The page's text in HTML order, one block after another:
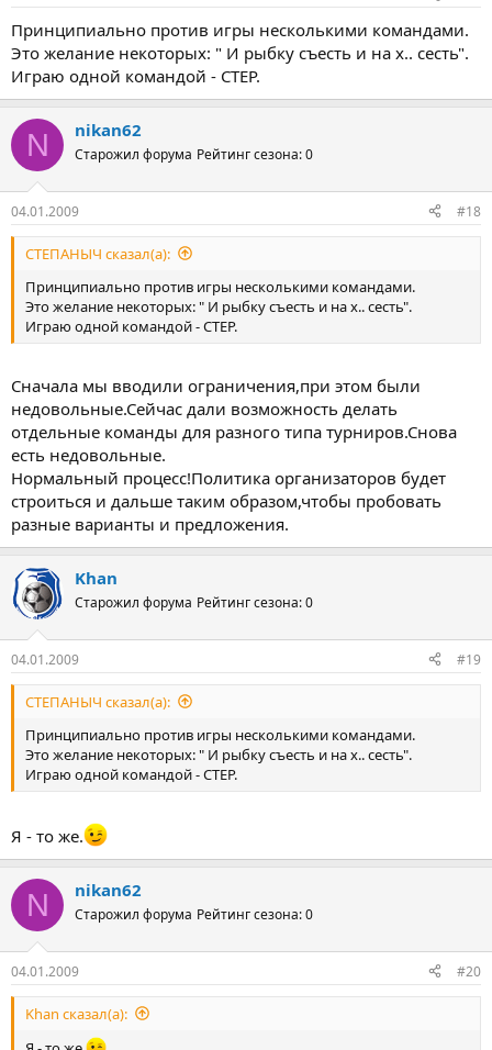
Принципиально против игры несколькими командами.
Это желание некоторых: " И рыбку съесть и на х.. сесть".
Играю одной командой - CTEP.
N nikan62
Старожил форума Рейтинг сезона: 0
04.01.2009 #18
СТЕПАНЫЧ сказал(а):
Принципиально против игры несколькими командами.
Это желание некоторых: " И рыбку съесть и на х.. сесть".
Играю одной командой - CTEP.
Сначала мы вводили ограничения,при этом были
недовольные.Сейчас дали возможность делать
отдельные команды для разного типа турниров.Снова
есть недовольные.
Нормальный процесс!Политика организаторов будет
строиться и дальше таким образом,чтобы пробовать
разные варианты и предложения.
Khan
Старожил форума Рейтинг сезона: 0
04.01.2009 #19
СТЕПАНЫЧ сказал(а):
Принципиально против игры несколькими командами.
Это желание некоторых: " И рыбку съесть и на х.. сесть".
Играю одной командой - CTEP.
Я - то же.
N nikan62
Старожил форума Рейтинг сезона: 0
04.01.2009 #20
Khan сказал(а):